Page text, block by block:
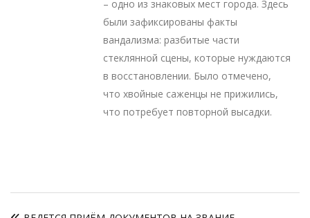
– одно из знаковых мест города. Здесь
были зафиксированы факты
вандализма: разбитые части
стеклянной сцены, которые нуждаются
в восстановлении. Было отмечено,
что хвойные саженцы не прижились,
что потребует повторной высадки.